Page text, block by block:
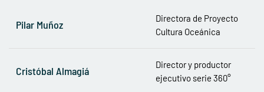
Pilar Muñoz
Directora de Proyecto
Cultura Oceánica
Cristóbal Almagiá
Director y productor
ejecutivo serie 360°